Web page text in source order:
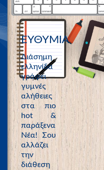
ΕΥΘΥΜΙΑ
Διάσημη
ελληνίδα
γράφει
γυμνές
αλήθειες
στα πιο
hot &
παράξενα
Νέα! Σου
αλλάζει
την
διάθεση